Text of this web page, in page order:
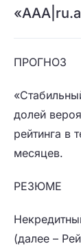
ПРОГНОЗ
долей
рейтинга в
месяцев.
РЕЗЮМЕ
(далее –